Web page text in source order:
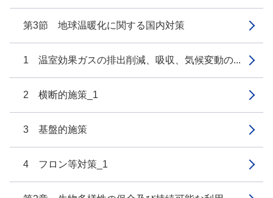
第3節 地球温暖化に関する国内対策
1 温室効果ガスの排出削減、吸収、気候変動の...
2 横断的施策_1
3 基盤的施策
4 フロン等対策_1